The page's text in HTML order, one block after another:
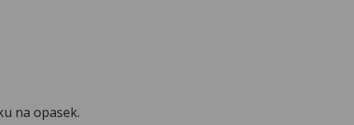
na opasek.